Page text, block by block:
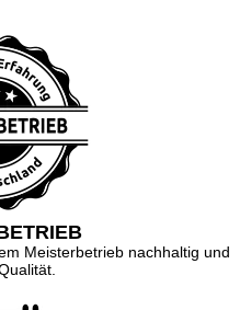
Meisterbetrieb nachhaltig und